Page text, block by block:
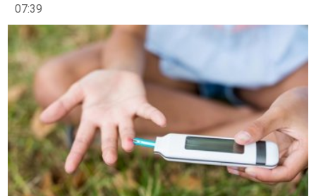
07:39